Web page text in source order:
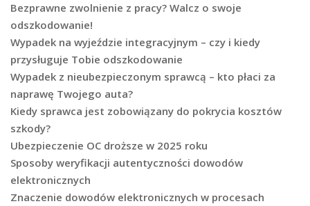
Bezprawne zwolnienie z pracy? Walcz o swoje
odszkodowanie!
Wypadek na wyjeździe integracyjnym – czy i kiedy
przysługuje Tobie odszkodowanie
Wypadek z nieubezpieczonym sprawcą – kto płaci za
naprawę Twojego auta?
Kiedy sprawca jest zobowiązany do pokrycia kosztów
szkody?
Ubezpieczenie OC droższe w 2025 roku
Sposoby weryfikacji autentyczności dowodów
elektronicznych
Znaczenie dowodów elektronicznych w procesach